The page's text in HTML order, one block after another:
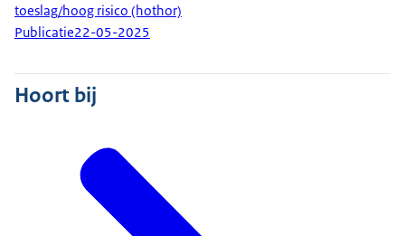
toeslag/hoog risico (hothor)
Publicatie22-05-2025
Hoort bij